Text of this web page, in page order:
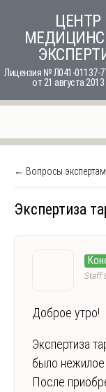
content
ЦЕНТР
Лицензия № Л041-01137-
от 21 августа
← Вопросы экспертам
Экспертиза
Staff
Доброе утро!
Экспертиза
было
После